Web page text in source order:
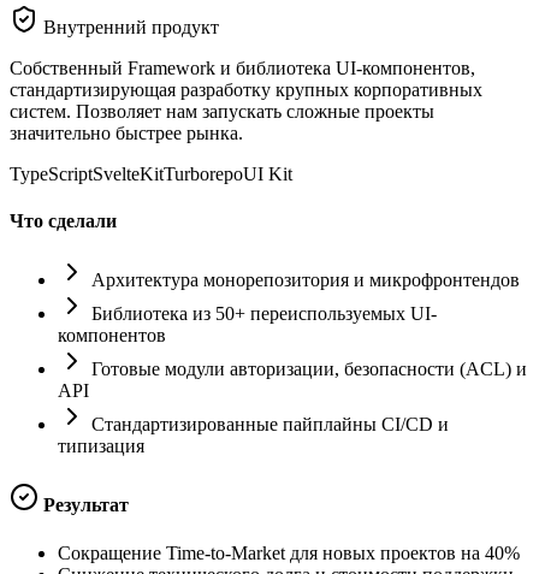
Внутренний продукт
Собственный Framework и библиотека UI-компонентов,
стандартизирующая разработку крупных корпоративных
систем. Позволяет нам запускать сложные проекты
значительно быстрее рынка.
TypeScriptSvelteKitTurborepoUI Kit
Что сделали
Архитектура монорепозитория и микрофронтендов
Библиотека из 50+ переиспользуемых UI-
компонентов
Готовые модули авторизации, безопасности (ACL) и
API
Стандартизированные пайплайны CI/CD и
типизация
Результат
Сокращение Time-to-Market для новых проектов на 40%